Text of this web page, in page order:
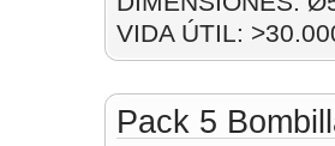
VIDA ÚTIL:
Pack 5